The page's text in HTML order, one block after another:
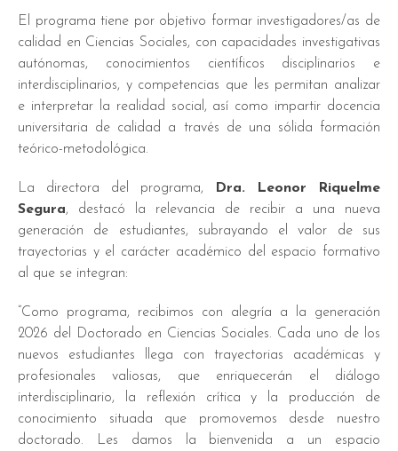
El programa tiene por objetivo formar investigadores/as de
calidad en Ciencias Sociales, con capacidades investigativas
autónomas, conocimientos científicos disciplinarios e
interdisciplinarios, y competencias que les permitan analizar
e interpretar la realidad social, así como impartir docencia
universitaria de calidad a través de una sólida formación
teórico-metodológica.
La directora del programa,
Dra. Leonor Riquelme
Segura, destacó la relevancia de recibir a una nueva
generación de estudiantes, subrayando el valor de sus
trayectorias y el carácter académico del espacio formativo
al que se integran:
“Como programa, recibimos con alegría a la generación
2026 del Doctorado en Ciencias Sociales. Cada uno de los
nuevos estudiantes llega con trayectorias académicas y
profesionales valiosas, que enriquecerán el diálogo
interdisciplinario, la reflexión crítica y la producción de
conocimiento situada que promovemos desde nuestro
doctorado. Les damos la bienvenida a un espacio